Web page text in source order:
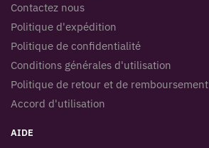
Contactez nous
Politique d'expédition
Politique de confidentialité
Conditions générales d'utilisation
Politique de retour et de remboursement
Accord d'utilisation
AIDE